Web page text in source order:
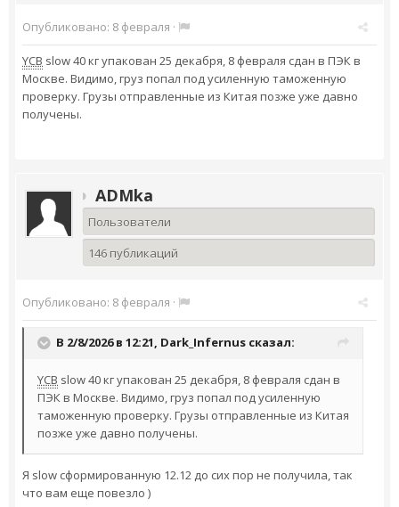
Опубликовано: 8 февраля ·
YCB slow 40 кг упакован 25 декабря, 8 февраля сдан в ПЭК в
Москве. Видимо, груз попал под усиленную таможенную
проверку. Грузы отправленные из Китая позже уже давно
получены.
ADMka
Пользователи
146 публикаций
Опубликовано: 8 февраля ·
В 2/8/2026 в 12:21, Dark_Infernus сказал:
YCB slow 40 кг упакован 25 декабря, 8 февраля сдан в
ПЭК в Москве. Видимо, груз попал под усиленную
таможенную проверку. Грузы отправленные из Китая
позже уже давно получены.
Я slow сформированную 12.12 до сих пор не получила, так
что вам еще повезло )